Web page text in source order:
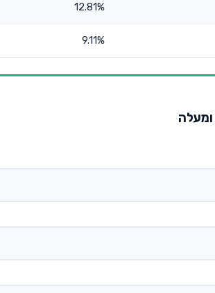
12.81%
9.11%